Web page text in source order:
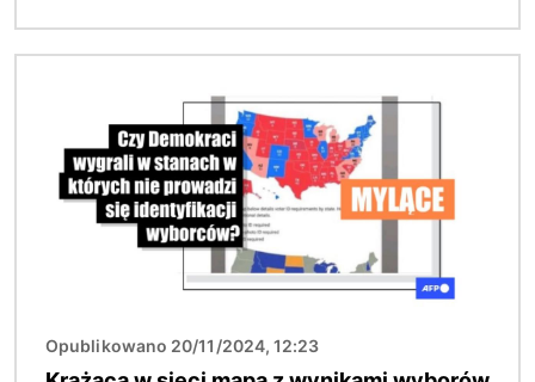
Opublikowano 20/11/2024, 12:23